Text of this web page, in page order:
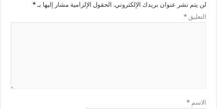
لن يتم نشر عنوان بريدك الإلكتروني. الحقول الإلزامية مشار إليها بـ*
التعليق*
الاسم*